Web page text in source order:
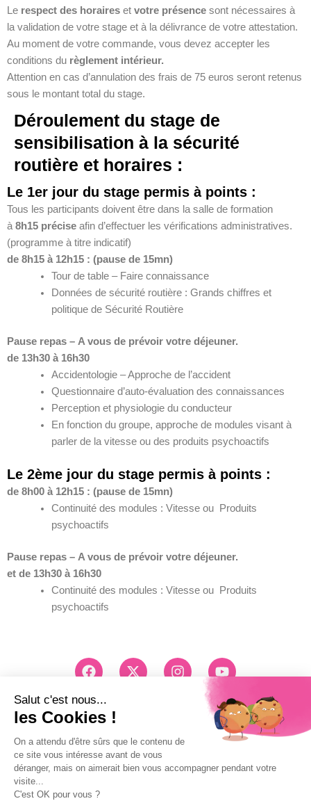
Le respect des horaires et votre présence sont nécessaires à
la validation de votre stage et à la délivrance de votre attestation.
Au moment de votre commande, vous devez accepter les
conditions du règlement intérieur.
Attention en cas d’annulation des frais de 75 euros seront retenus
sous le montant total du stage.
Déroulement du stage de
sensibilisation à la sécurité
routière et horaires :
Le 1er jour du stage permis à points :
Tous les participants doivent être dans la salle de formation
à 8h15 précise afin d’effectuer les vérifications administratives.
(programme à titre indicatif)
de 8h15 à 12h15 : (pause de 15mn)
Tour de table – Faire connaissance
Données de sécurité routière : Grands chiffres et
politique de Sécurité Routière
Pause repas – A vous de prévoir votre déjeuner.
de 13h30 à 16h30
Accidentologie – Approche de l’accident
Questionnaire d’auto-évaluation des connaissances
Perception et physiologie du conducteur
En fonction du groupe, approche de modules visant à
parler de la vitesse ou des produits psychoactifs
Le 2ème jour du stage permis à points :
de 8h00 à 12h15 : (pause de 15mn)
Continuité des modules : Vitesse ou Produits
psychoactifs
Pause repas – A vous de prévoir votre déjeuner.
et de 13h30 à 16h30
Continuité des modules : Vitesse ou Produits
psychoactifs
F
a
e
b
o
k
X
-
t
e
r
I
n
r
m
Y
o
t
u
b
03 83 26 83 83
Pri d'un appel local
Mentions légales
Politique de confidentialité